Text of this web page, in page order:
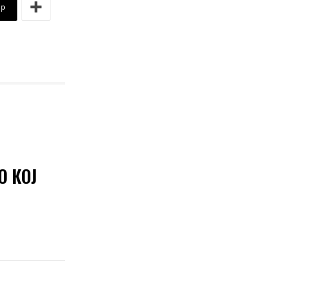
КОЈ